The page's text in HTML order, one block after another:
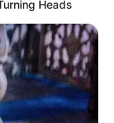
Heads